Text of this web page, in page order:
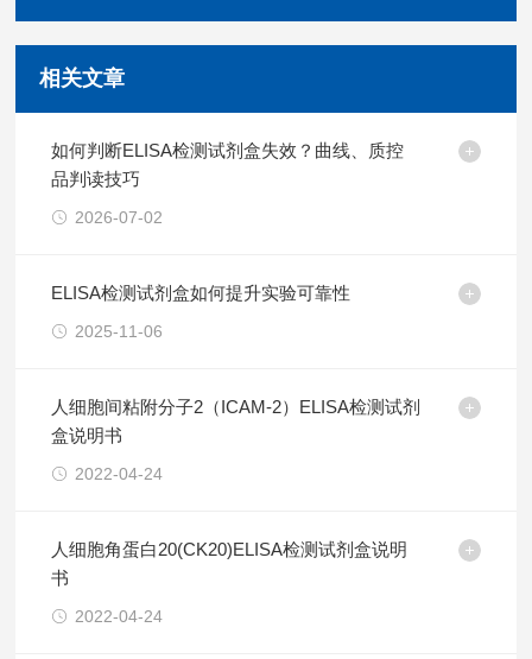
相关文章
如何判断ELISA检测试剂盒失效？曲线、质控
品判读技巧
2026-07-02
ELISA检测试剂盒如何提升实验可靠性
2025-11-06
人细胞间粘附分子2（ICAM-2）ELISA检测试剂
盒说明书
2022-04-24
人细胞角蛋白20(CK20)ELISA检测试剂盒说明
书
2022-04-24